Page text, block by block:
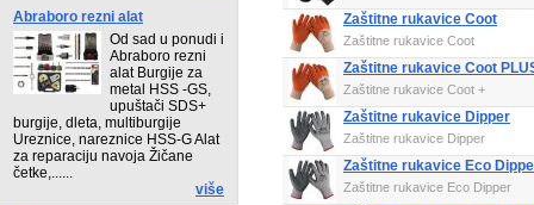
Abraboro rezni alat
Od sad u ponudi i
Abraboro rezni
alat Burgije za
metal HSS -GS,
upuštači SDS+
burgije, dleta, multiburgije
Ureznice, nareznice HSS-G Alat
za reparaciju navoja Žičane
četke,......
više
Zaštitne rukavice Coot
Zaštitne rukavice Coot
Zaštitne rukavice Coot
Zaštitne rukavice Coot +
Zaštitne rukavice Dipper
Zaštitne rukavice Dipper
Zaštitne rukavice Eco
Zaštitne rukavice Eco Dipper